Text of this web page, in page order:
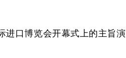
口博览会开幕式上的主旨演